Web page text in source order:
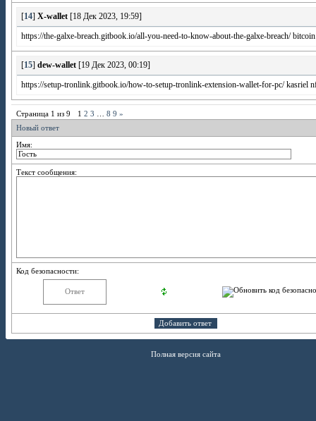
14 X-wallet [18 Дек 2023, 19:59]
https://the-galxe-breach.gitbook.io/all-you-need-to-know-about-the-galxe-breach/
15 dew-wallet [19 Дек 2023, 00:19]
https://setup-tronlink.gitbook.io/how-to-setup-tronlink-extension-wallet-for-pc/ kasriel
Страница 1 из 9 1 2 3 8 9 »
Новый ответ
Имя:
Текст сообщения:
Код безопасности:
Полная версия сайта